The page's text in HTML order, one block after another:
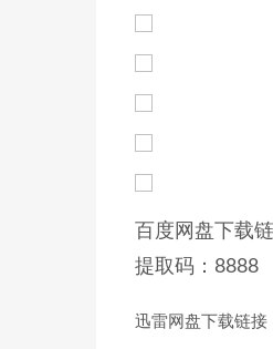
百度网盘下载链
提取码：8888
迅雷网盘下载链接